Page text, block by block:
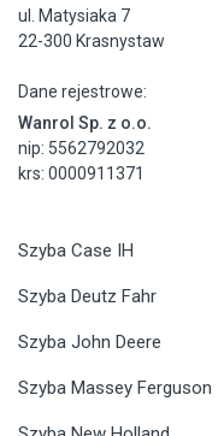
ul. Matysiaka 7
22-300 Krasnystaw
Dane rejestrowe:
Wanrol Sp. z o.o.
nip: 5562792032
krs: 0000911371
Szyba Case IH
Szyba Deutz Fahr
Szyba John Deere
Szyba Massey Ferguson